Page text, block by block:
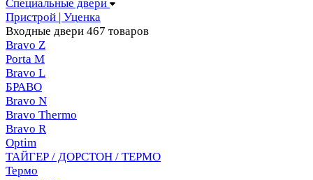
Специальные двери
Пристрой | Уценка
Входные двери 467 товаров
Bravo Z
Porta М
Bravo L
БРАВО
Bravo N
Bravo Thermo
Bravo R
Optim
ТАЙГЕР / ДОРСТОН / ТЕРМО
Термо